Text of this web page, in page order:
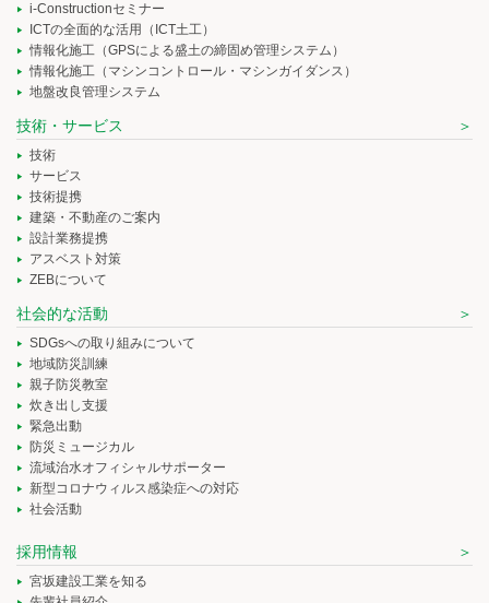
i-Constructionセミナー
ICTの全面的な活用（ICT土工）
情報化施工（GPSによる盛土の締固め管理システム）
情報化施工（マシンコントロール・マシンガイダンス）
地盤改良管理システム
技術・サービス
技術
サービス
技術提携
建築・不動産のご案内
設計業務提携
アスベスト対策
ZEBについて
社会的な活動
SDGsへの取り組みについて
地域防災訓練
親子防災教室
炊き出し支援
緊急出動
防災ミュージカル
流域治水オフィシャルサポーター
新型コロナウィルス感染症への対応
社会活動
採用情報
宮坂建設工業を知る